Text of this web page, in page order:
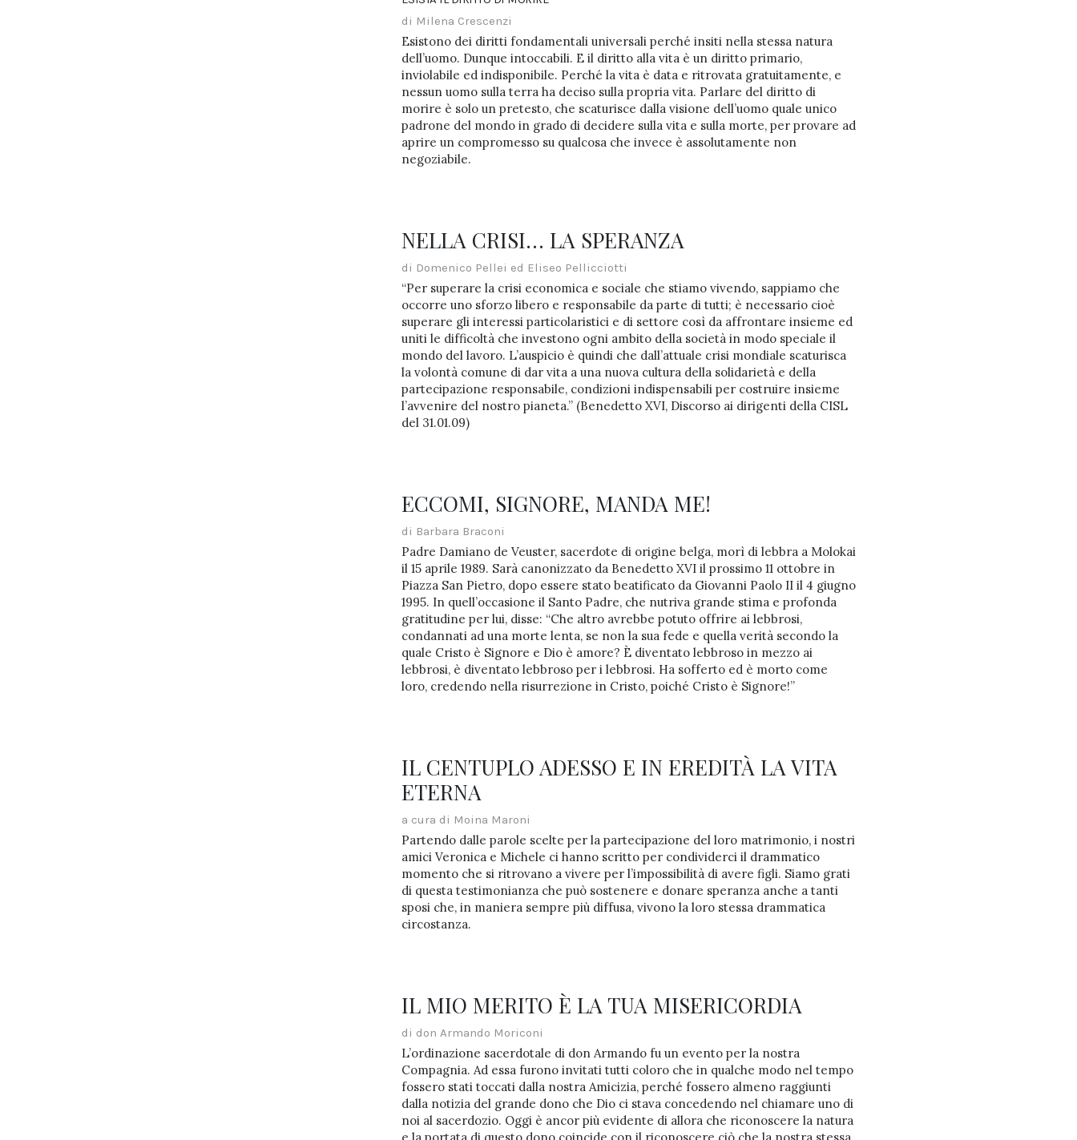
di Milena Crescenzi
Esistono dei diritti fondamentali universali perché insiti nella stessa natura
dell’uomo. Dunque intoccabili. E il diritto alla vita è un diritto primario,
inviolabile ed indisponibile. Perché la vita è data e ritrovata gratuitamente, e
nessun uomo sulla terra ha deciso sulla propria vita. Parlare del diritto di
morire è solo un pretesto, che scaturisce dalla visione dell’uomo quale unico
padrone del mondo in grado di decidere sulla vita e sulla morte, per provare ad
aprire un compromesso su qualcosa che invece è assolutamente non
negoziabile.
NELLA CRISI… LA SPERANZA
di Domenico Pellei ed Eliseo Pellicciotti
“Per superare la crisi economica e sociale che stiamo vivendo, sappiamo che
occorre uno sforzo libero e responsabile da parte di tutti; è necessario cioè
superare gli interessi particolaristici e di settore così da affrontare insieme ed
uniti le difficoltà che investono ogni ambito della società in modo speciale il
mondo del lavoro. L’auspicio è quindi che dall’attuale crisi mondiale scaturisca
la volontà comune di dar vita a una nuova cultura della solidarietà e della
partecipazione responsabile, condizioni indispensabili per costruire insieme
l’avvenire del nostro pianeta.” (Benedetto XVI, Discorso ai dirigenti della CISL
del 31.01.09)
ECCOMI, SIGNORE, MANDA ME!
di Barbara Braconi
Padre Damiano de Veuster, sacerdote di origine belga, morì di lebbra a Molokai
il 15 aprile 1989. Sarà canonizzato da Benedetto XVI il prossimo 11 ottobre in
Piazza San Pietro, dopo essere stato beatificato da Giovanni Paolo II il 4 giugno
1995. In quell’occasione il Santo Padre, che nutriva grande stima e profonda
gratitudine per lui, disse: “Che altro avrebbe potuto offrire ai lebbrosi,
condannati ad una morte lenta, se non la sua fede e quella verità secondo la
quale Cristo è Signore e Dio è amore? È diventato lebbroso in mezzo ai
lebbrosi, è diventato lebbroso per i lebbrosi. Ha sofferto ed è morto come
loro, credendo nella risurrezione in Cristo, poiché Cristo è Signore!”
IL CENTUPLO ADESSO E IN EREDITÀ LA VITA
ETERNA
a cura di Moina Maroni
Partendo dalle parole scelte per la partecipazione del loro matrimonio, i nostri
amici Veronica e Michele ci hanno scritto per condividerci il drammatico
momento che si ritrovano a vivere per l’impossibilità di avere figli. Siamo grati
di questa testimonianza che può sostenere e donare speranza anche a tanti
sposi che, in maniera sempre più diffusa, vivono la loro stessa drammatica
circostanza.
IL MIO MERITO È LA TUA MISERICORDIA
di don Armando Moriconi
L’ordinazione sacerdotale di don Armando fu un evento per la nostra
Compagnia. Ad essa furono invitati tutti coloro che in qualche modo nel tempo
fossero stati toccati dalla nostra Amicizia, perché fossero almeno raggiunti
dalla notizia del grande dono che Dio ci stava concedendo nel chiamare uno di
noi al sacerdozio. Oggi è ancor più evidente di allora che riconoscere la natura